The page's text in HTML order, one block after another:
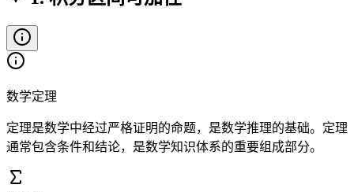
数学定理
定理是数学中经过严格证明的命题，是数学推理的基础。定理
通常包含条件和结论，是数学知识体系的重要组成部分。